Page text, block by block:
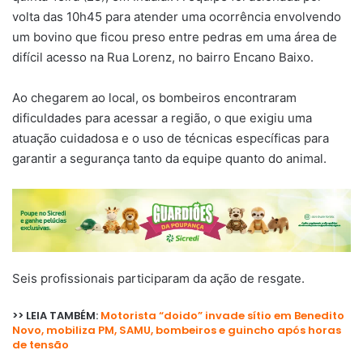
volta das 10h45 para atender uma ocorrência envolvendo
um bovino que ficou preso entre pedras em uma área de
difícil acesso na Rua Lorenz, no bairro Encano Baixo.
Ao chegarem ao local, os bombeiros encontraram
dificuldades para acessar a região, o que exigiu uma
atuação cuidadosa e o uso de técnicas específicas para
garantir a segurança tanto da equipe quanto do animal.
Seis profissionais participaram da ação de resgate.
>> LEIA TAMBÉM: Motorista “doido” invade sítio em Benedito
Novo, mobiliza PM, SAMU, bombeiros e guincho após horas
de tensão